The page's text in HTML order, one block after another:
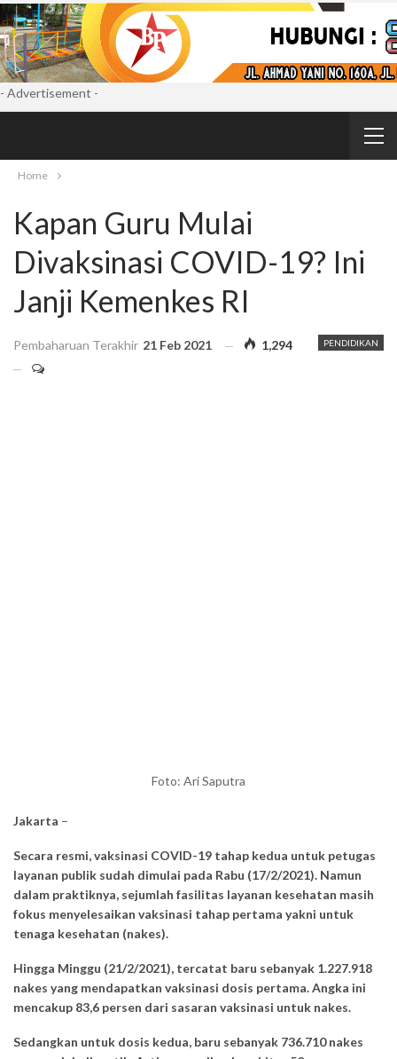
- Advertisement -
Home
Kapan Guru Mulai
Divaksinasi COVID-19? Ini
Janji Kemenkes RI
PENDIDIKAN
Pembaharuan Terakhir 21 Feb 2021 1,294
Foto: Ari Saputra
Jakarta –
Secara resmi, vaksinasi COVID-19 tahap kedua untuk petugas
layanan publik sudah dimulai pada Rabu (17/2/2021). Namun
dalam praktiknya, sejumlah fasilitas layanan kesehatan masih
fokus menyelesaikan vaksinasi tahap pertama yakni untuk
tenaga kesehatan (nakes).
Hingga Minggu (21/2/2021), tercatat baru sebanyak 1.227.918
nakes yang mendapatkan vaksinasi dosis pertama. Angka ini
mencakup 83,6 persen dari sasaran vaksinasi untuk nakes.
Sedangkan untuk dosis kedua, baru sebanyak 736.710 nakes